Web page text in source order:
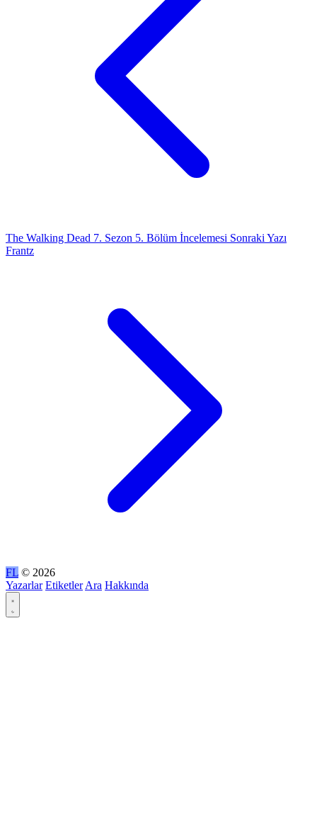
The Walking Dead 7. Sezon 5. Bölüm İncelemesi Sonraki Yazı
Frantz
FL © 2026
Yazarlar Etiketler Ara Hakkında